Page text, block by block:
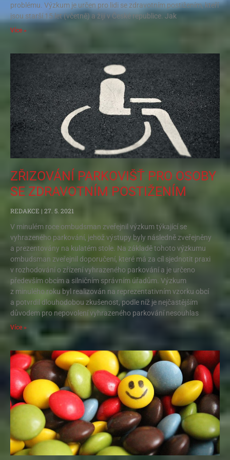
problému. Výzkum je určen pro lidi se zdravotním postižením, kteří
jsou starší 15 let (včetně) a žijí v České republice. Jak
Více »
ZŘIZOVÁNÍ PARKOVIŠŤ PRO OSOBY
SE ZDRAVOTNÍM POSTIŽENÍM
REDAKCE
27. 5. 2021
V minulém roce ombudsman zveřejnil výzkum týkající se
vyhrazeného parkování, jehož výstupy byly následně zveřejněny
a prezentovány na kulatém stole. Na základě tohoto výzkumu
ombudsman zveřejnil doporučení, které má za cíl sjednotit praxi
v rozhodování o zřízení vyhrazeného parkování a je určeno
především obcím a silničním správním úřadům. Výzkum
z minulého roku byl realizován na reprezentativním vzorku obcí
a potvrdil dlouhodobou zkušenost, podle níž je nejčastějším
důvodem pro nepovolení vyhrazeného parkování nesouhlas
Více »